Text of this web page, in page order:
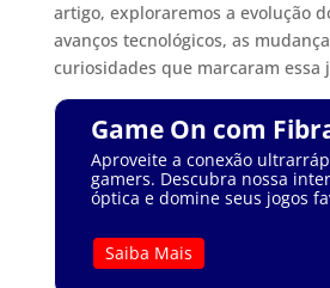
artigo, exploraremos a evolução
avanços tecnológicos, as
curiosidades que marcaram essa
Game On com
Aproveite a conexão
gamers. Descubra nossa
óptica e domine seus jogos
Saiba Mais